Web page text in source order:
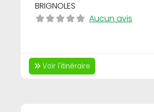
BRIGNOLES
Aucun avis
Voir l'itinéraire